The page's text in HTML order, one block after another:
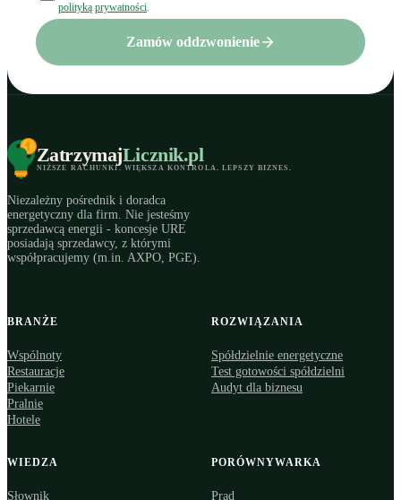
polityką prywatności.
Zamów oddzwonienie
ZatrzymajLicznik.pl
NIŻSZE RACHUNKI. WIĘKSZA KONTROLA. LEPSZY BIZNES .
Niezależny pośrednik i doradca
energetyczny dla firm. Nie jesteśmy
sprzedawcą energii - koncesje URE
posiadają sprzedawcy, z którymi
współpracujemy (m.in. AXPO, PGE).
BRANŻE
Wspólnoty
Restauracje
Piekarnie
Pralnie
Hotele
ROZWIĄZANIA
Spółdzielnie energetyczne
Test gotowości spółdzielni
Audyt dla biznesu
WIEDZA
Słownik
PORÓWNYWARKA
Prąd